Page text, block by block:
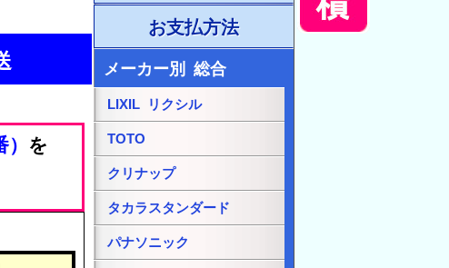
を
お支払方法
メーカー別 総合
LIXIL リクシル
TOTO
クリナップ
タカラスタンダード
パナソニック